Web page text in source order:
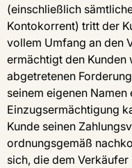
(einschließlich
Kontokorrent) tritt der
vollem Umfang an den
ermächtigt den
abgetretenen
seinem eigenen
Einzugsermächtigung
Kunde seinen
ordnungsgemäß
sich, die dem